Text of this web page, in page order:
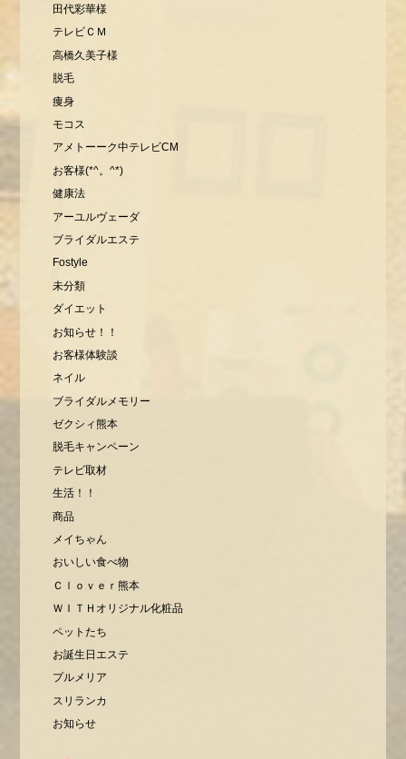
田代彩華様
テレビＣＭ
高橋久美子様
脱毛
痩身
モコス
アメトーーク中テレビCM
お客様(*^。^*)
健康法
アーユルヴェーダ
ブライダルエステ
Fostyle
未分類
ダイエット
お知らせ！！
お客様体験談
ネイル
ブライダルメモリー
ゼクシィ熊本
脱毛キャンペーン
テレビ取材
生活！！
商品
メイちゃん
おいしい食べ物
Ｃｌｏｖｅｒ熊本
ＷＩＴＨオリジナル化粧品
ペットたち
お誕生日エステ
プルメリア
スリランカ
お知らせ